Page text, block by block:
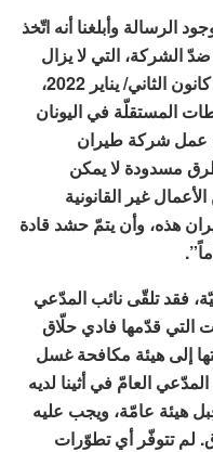
الرسالة وأبلغنا أنه اتّخذ
الشركة، التي لا يزال
مساهماً فيها، وقال: “في جهودي منذ كانون الثاني/ يناير 2022،
المستقلّة في اليونان
عمل شركة طيران
مسدودة لا يمكن
غير القانونية
هذه، وأن يتمّ حشد قادة
فقد تلقّى نائب المدّعي
التي قدّمها فادي حلّاق
إلى هيئة مكافحة غسل
العامّ في أثينا لديه
هيئة عامّة، ويجب عليه
لم تتوفّر أي تطوّرات